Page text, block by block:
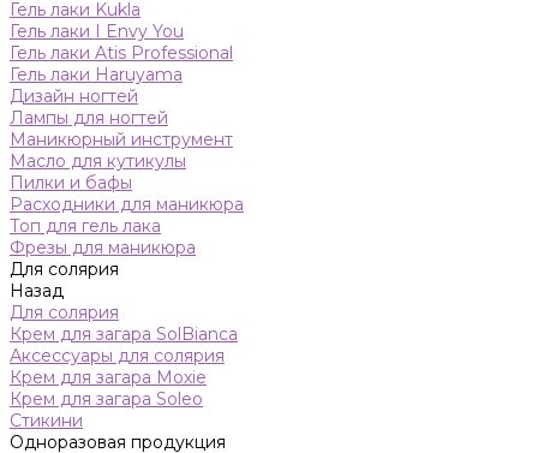
Гель лаки Kukla
Гель лаки I Envy You
Гель лаки Atis Professional
Гель лаки Haruyama
Дизайн ногтей
Лампы для ногтей
Маникюрный инструмент
Масло для кутикулы
Пилки и бафы
Расходники для маникюра
Топ для гель лака
Фрезы для маникюра
Для солярия
Назад
Для солярия
Крем для загара SolBianca
Аксессуары для солярия
Крем для загара Moxie
Крем для загара Soleo
Стикини
Одноразовая продукция